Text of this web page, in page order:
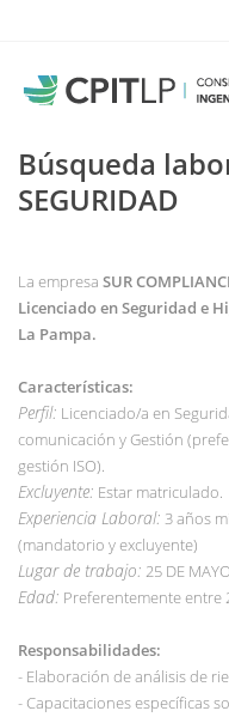
Búsqueda
SEGURIDAD
La empresa SUR
Licenciado en Seguridad e
La Pampa.
Características:
Perfil: Licenciado/a en
comunicación y Gestión
gestión ISO).
Excluyente: Estar matriculado.
Experiencia Laboral: 3 años
(mandatorio y excluyente)
Lugar de trabajo: 25 DE
Edad: Preferentemente entre
Responsabilidades:
- Elaboración de análisis de
- Capacitaciones específicas